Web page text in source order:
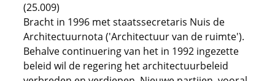
(25.009)
Bracht in 1996 met staatssecretaris Nuis de
Architectuurnota ('Architectuur van de ruimte').
Behalve continuering van het in 1992 ingezette
beleid wil de regering het architectuurbeleid